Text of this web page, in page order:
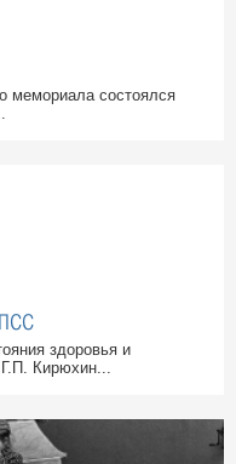
мемориала состоялся
здоровья и
Г.П. Кирюхин...